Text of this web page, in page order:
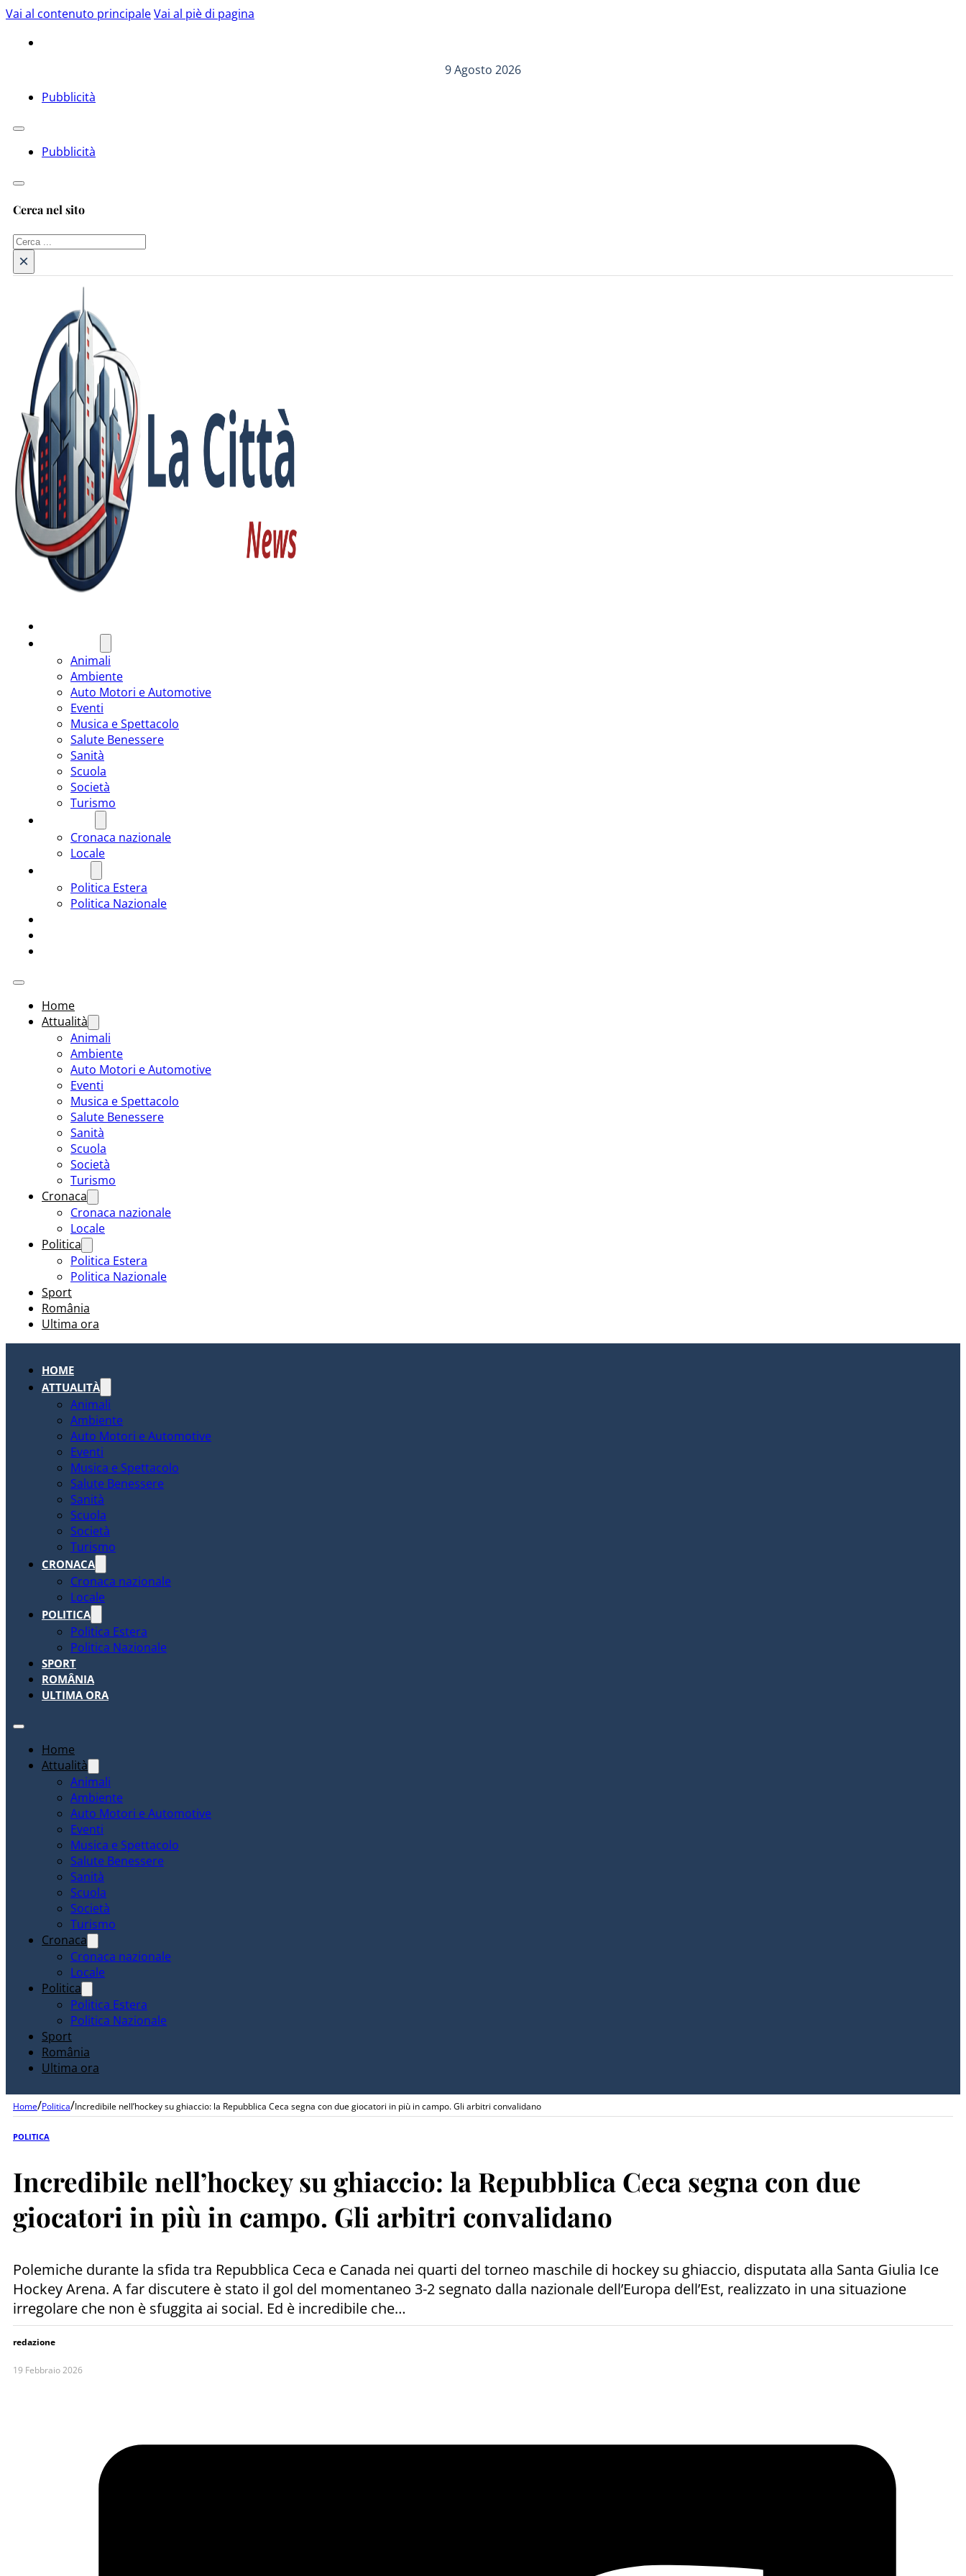
Vai al contenuto principaleVai al piè di pagina
9 Agosto 2026
Pubblicità
Pubblicità
Cerca nel sito
Cerca
×
Animali
Ambiente
Auto Motori e Automotive
Eventi
Musica e Spettacolo
Salute Benessere
Sanità
Scuola
Società
Turismo
Cronaca nazionale
Locale
Politica Estera
Politica Nazionale
Home
Attualità
Animali
Ambiente
Auto Motori e Automotive
Eventi
Musica e Spettacolo
Salute Benessere
Sanità
Scuola
Società
Turismo
Cronaca
Cronaca nazionale
Locale
Politica
Politica Estera
Politica Nazionale
Sport
România
Ultima ora
HOME
ATTUALITÀ
Animali
Ambiente
Auto Motori e Automotive
Eventi
Musica e Spettacolo
Salute Benessere
Sanità
Scuola
Società
Turismo
CRONACA
Cronaca nazionale
Locale
POLITICA
Politica Estera
Politica Nazionale
SPORT
ROMÂNIA
ULTIMA ORA
Home
Attualità
Animali
Ambiente
Auto Motori e Automotive
Eventi
Musica e Spettacolo
Salute Benessere
Sanità
Scuola
Società
Turismo
Cronaca
Cronaca nazionale
Locale
Politica
Politica Estera
Politica Nazionale
Sport
România
Ultima ora
Home/Politica/Incredibile nell’hockey su ghiaccio: la Repubblica Ceca segna con due giocatori in più in campo. Gli arbitri convalidano
POLITICA
Incredibile nell’hockey su ghiaccio: la Repubblica Ceca segna con due
giocatori in più in campo. Gli arbitri convalidano
Polemiche durante la sfida tra Repubblica Ceca e Canada nei quarti del torneo maschile di hockey su ghiaccio, disputata alla Santa Giulia Ice
Hockey Arena. A far discutere è stato il gol del momentaneo 3-2 segnato dalla nazionale dell’Europa dell’Est, realizzato in una situazione
irregolare che non è sfuggita ai social. Ed è incredibile che…
redazione
19 Febbraio 2026